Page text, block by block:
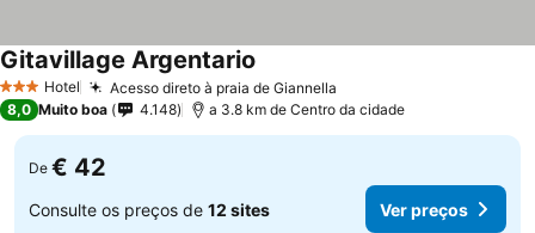
3 EstrelasHotel Acesso direto à praia de Giannella
Gitavillage Argentario
8,0 Muito boa 4.148 a 3.8 km de Centro da cidade
De € 42
Consulte os preços de 12 sites Ver preços